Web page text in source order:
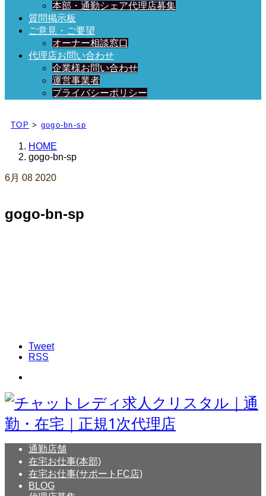
本部・通勤シェア代理店募集
質問掲示板
ご意見・ご要望
オーナー相談窓口
代理店お問い合わせ
企業様お問い合わせ
運営事業者
プライバシーポリシー
TOP > gogo-bn-sp
HOME
gogo-bn-sp
6月 08 2020
gogo-bn-sp
Tweet
RSS
通勤店舗
在宅お仕事(本部)
在宅お仕事(サポートFC店)
BLOG